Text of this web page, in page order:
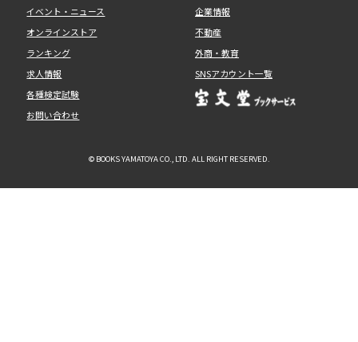
イベント・ニュース
オンラインストア
ランキング
求人情報
各種検定試験
お問い合わせ
企業情報
不動産
外商・教育
SNSアカウント一覧
© BOOKS YAMATOYA CO., LTD. ALL RIGHT RESERVED.